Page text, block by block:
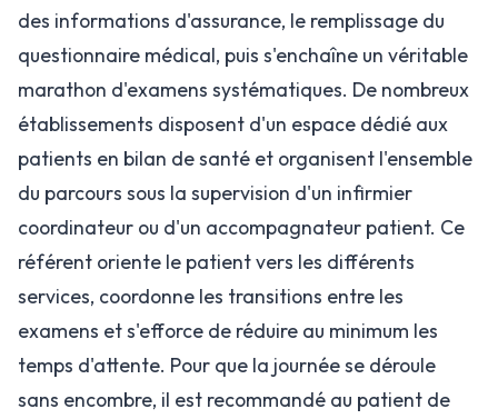
des informations d'assurance, le remplissage du
questionnaire médical, puis s'enchaîne un véritable
marathon d'examens systématiques. De nombreux
établissements disposent d'un espace dédié aux
patients en bilan de santé et organisent l'ensemble
du parcours sous la supervision d'un infirmier
coordinateur ou d'un accompagnateur patient. Ce
référent oriente le patient vers les différents
services, coordonne les transitions entre les
examens et s'efforce de réduire au minimum les
temps d'attente. Pour que la journée se déroule
sans encombre, il est recommandé au patient de